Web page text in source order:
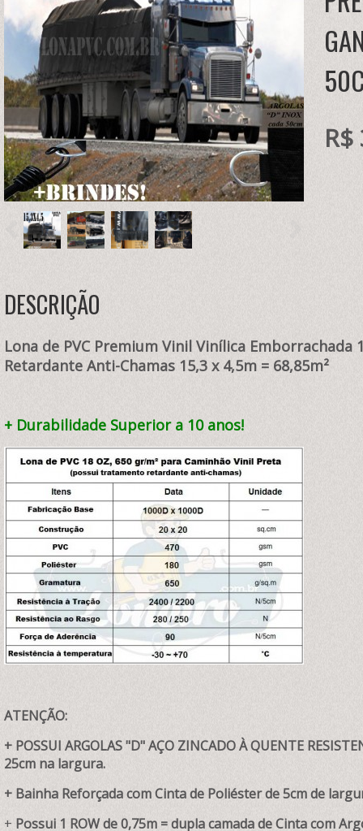
DESCRIÇÃO
Lona de PVC Premium Vinil Vinílica
Retardante Anti-Chamas 15,3 x 4,5m = 68,85m²
+ Durabilidade Superior a 10 anos!
ATENÇÃO:
+ POSSUI ARGOLAS "D" AÇO ZINCADO À QUENTE
25cm na largura.
+ Bainha Reforçada com Cinta de Poliéster de 5cm de
+ Possui 1 ROW de 0,75m = dupla camada de Cinta com